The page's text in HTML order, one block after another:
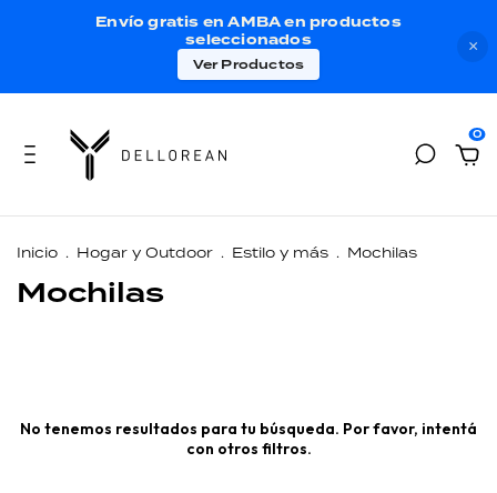
×
Envío gratis en AMBA en productos
seleccionados
Ver Productos
0
Inicio . Hogar y Outdoor . Estilo y más . Mochilas
Mochilas
No tenemos resultados para tu búsqueda. Por favor, intentá
con otros filtros.